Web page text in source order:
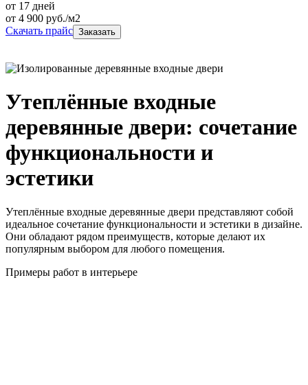
от 17 дней
от 4 900 руб./м2
Скачать прайс Заказать
Утеплённые входные
деревянные двери: сочетание
функциональности и
эстетики
Утеплённые входные деревянные двери представляют собой
идеальное сочетание функциональности и эстетики в дизайне.
Они обладают рядом преимуществ, которые делают их
популярным выбором для любого помещения.
Примеры работ в интерьере